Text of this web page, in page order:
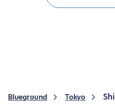
Blueground Tokyo